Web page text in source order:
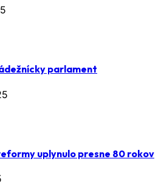
parlament
uplynulo presne 80 rokov